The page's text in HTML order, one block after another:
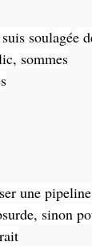
soulagée
sommes
une pipeline
sinon